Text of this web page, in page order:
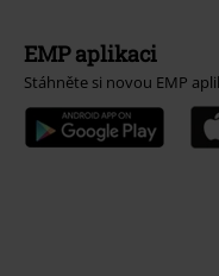
EMP aplikaci
Stáhněte si novou EMP